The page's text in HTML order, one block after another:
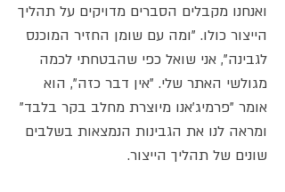
ואנחנו מקבלים הסברים מדויקים על תהליך
הייצור כולו. "ומה עם שומן החזיר המוכנס
לגבינה", אני שואל כפי שהבטחתי לכמה
מגולשי האתר שלי. "אין דבר כזה", הוא
אומר "פרמיג'אנו מיוצרת מחלב בקר בלבד"
ומראה לנו את הגבינות הנמצאות בשלבים
שונים של תהליך הייצור.